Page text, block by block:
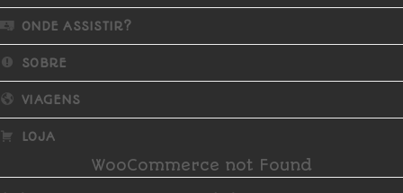
ONDE ASSISTIR?
SOBRE
VIAGENS
LOJA
WooCommerce not Found